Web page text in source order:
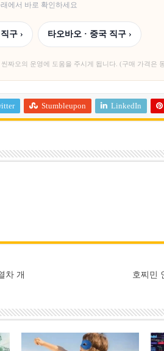
에서 바로 확인하세요
구 › 타오바오 · 중국 직구 ›
짜오의 운영에 도움을 주시게 됩니다. (구매 가격은
Stumbleupon LinkedIn
차 개
호찌민